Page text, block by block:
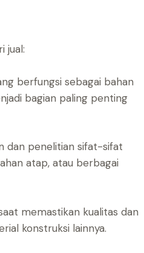
jual:
berfungsi sebagai bahan
bagian paling penting
dan penelitian sifat-sifat
atap, atau berbagai
memastikan kualitas dan
konstruksi lainnya.